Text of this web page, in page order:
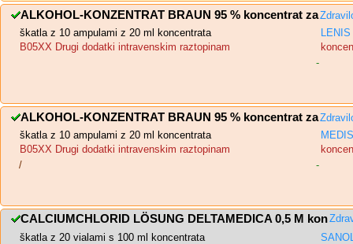
ALKOHOL-KONZENTRAT BRAUN 95 % koncentrat za
škatla z 10 ampulami z 20 ml koncentrata
B05XX Drugi dodatki intravenskim raztopinam
-
ALKOHOL-KONZENTRAT BRAUN 95 % koncentrat za
škatla z 10 ampulami z 20 ml koncentrata
B05XX Drugi dodatki intravenskim raztopinam
/
-
CALCIUMCHLORID LÖSUNG DELTAMEDICA 0,5 M kon
škatla z 20 vialami s 100 ml koncentrata